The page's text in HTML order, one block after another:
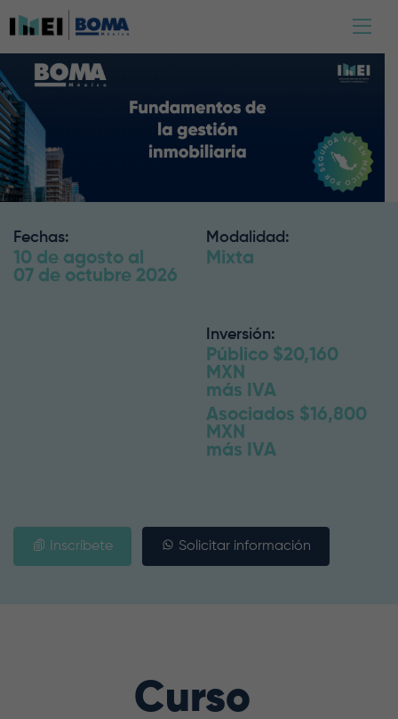
Fechas:
10 de agosto al
07 de octubre 2026
Modalidad:
Mixta
Inversión:
Público $20,160
MXN
más IVA
Asociados $16,800
MXN
más IVA
Inscríbete Solicitar información
Curso